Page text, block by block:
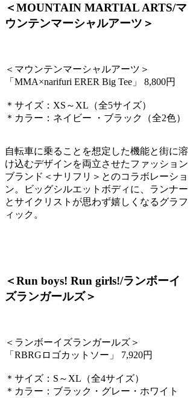
＜MOUNTAIN MARTIAL ARTS/マ
ウンテンマーシャルアーツ＞
＜マウンテンマーシャルアーツ＞
「MMA×narifuri ERER Big Tee」 8,800円
＊サイズ：XS～XL（全5サイズ）
＊カラー：ネイビー ・ブラック（全2色）
自転車に乗ることを想定した機能と街に溶
け込むデザインを両立させたファッション
ブランド＜ナリフリ＞とのコラボレーショ
ン。ビッグシルエットボディに、ランナー
とサイクリストが思わず嬉しくなるグラフ
ィック。
＜Run boys! Run girls!/ランボーイ
ズランガールズ＞
＜ランボーイズランガールズ＞
「RBRGロゴカットソー」 7,920円
＊サイズ：S～XL（全4サイズ）
＊カラー：ブラック・グレー・ホワイト